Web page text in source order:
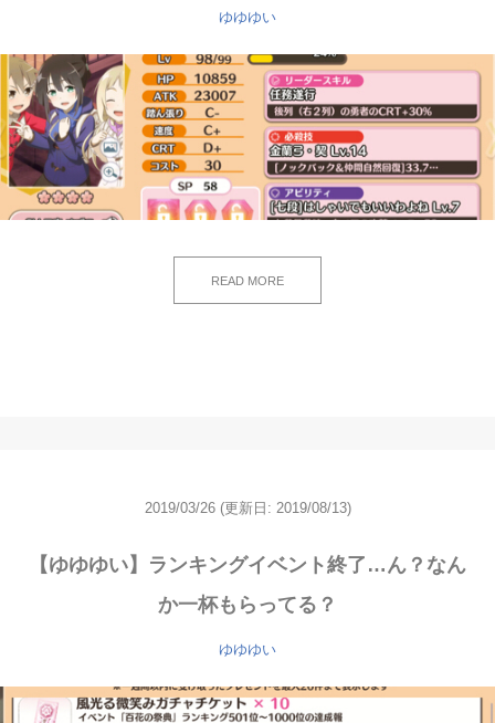
ゆゆゆい
READ MORE
2019/03/26 (更新日: 2019/08/13)
【ゆゆゆい】ランキングイベント終了…ん？なん
か一杯もらってる？
ゆゆゆい